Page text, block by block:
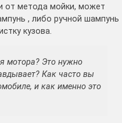
от метода мойки, может
, либо ручной шампунь
кузова.
мотора? Это нужно
Как часто вы
и как именно это